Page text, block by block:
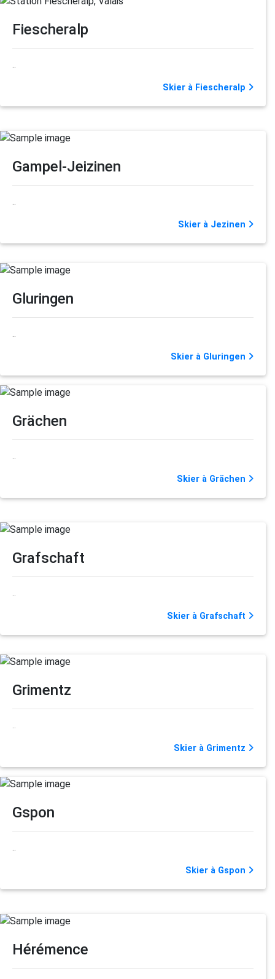
Fiescheralp
..
Skier à Fiescheralp
Gampel-Jeizinen
..
Skier à Jezinen
Gluringen
..
Skier à Gluringen
Grächen
..
Skier à Grächen
Grafschaft
..
Skier à Grafschaft
Grimentz
..
Skier à Grimentz
Gspon
..
Skier à Gspon
Hérémence